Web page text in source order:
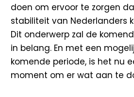
doen om ervoor te zorgen
stabiliteit van Nederlanders
Dit onderwerp zal de
in belang. En met een
komende periode, is het nu
moment om er wat aan te